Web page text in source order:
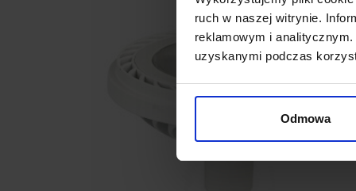
ruch w naszej witrynie.
reklamowym i
uzyskanymi podczas
Odmowa